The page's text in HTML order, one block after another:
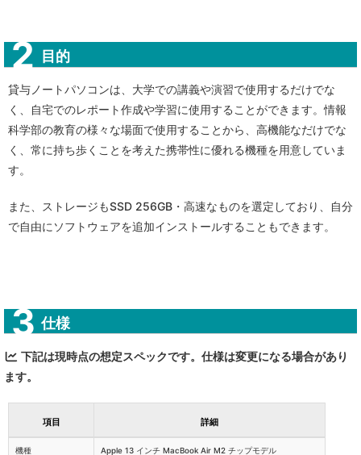
目的
貸与ノートパソコンは、大学での講義や演習で使用するだけでな
く、自宅でのレポート作成や学習に使用することができます。情報
科学部の教育の様々な場面で使用することから、高機能なだけでな
く、常に持ち歩くことを考えた携帯性に優れる機種を用意していま
す。
また、ストレージもSSD 256GB・高速なものを選定しており、自分
で自由にソフトウェアを追加インストールすることもできます。
仕様
下記は現時点の想定スペックです。仕様は変更になる場合があり
ます。
項目 詳細
機種 Apple 13 インチ MacBook Air M2 チップモデル